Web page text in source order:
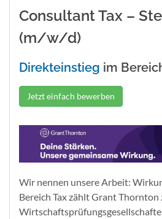
Consultant Tax –
(m/w/d)
Direkteinstieg im
Jetzt einfach bewerben
Wir nennen unsere Arbeit:
Bereich Tax zählt Grant Thornton